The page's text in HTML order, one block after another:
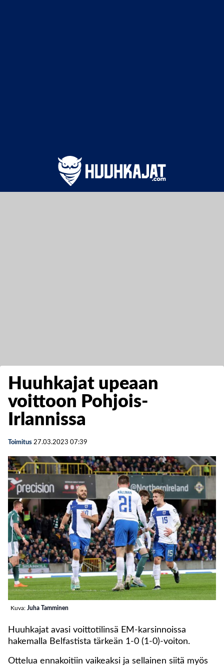
Huuhkajat upeaan
voittoon Pohjois-
Irlannissa
Toimitus 27.03.2023 07:39
Kuva: Juha Tamminen
Huuhkajat avasi voittotilinsä EM-karsinnoissa
hakemalla Belfastista tärkeän 1-0 (1-0)-voiton.
Ottelua ennakoitiin vaikeaksi ja sellainen siitä myös